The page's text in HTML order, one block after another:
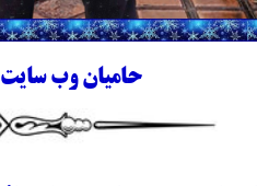
حامیان وب سایت